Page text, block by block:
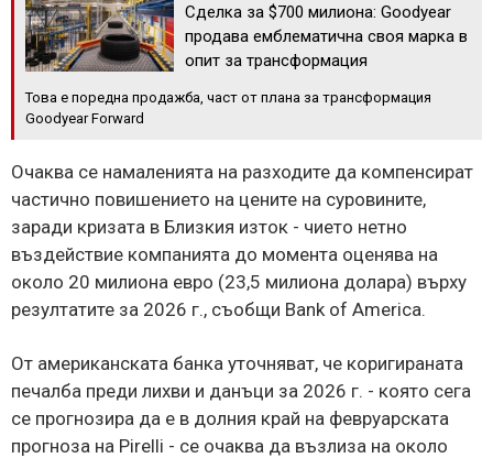
Сделка за $700 милиона: Goodyear
продава емблематична своя марка в
опит за трансформация
Това е поредна продажба, част от плана за трансформация
Goodyear Forward
Очаква се намаленията на разходите да компенсират
частично повишението на цените на суровините,
заради кризата в Близкия изток - чието нетно
въздействие компанията до момента оценява на
около 20 милиона евро (23,5 милиона долара) върху
резултатите за 2026 г., съобщи Bank of America.
От американската банка уточняват, че коригираната
печалба преди лихви и данъци за 2026 г. - която сега
се прогнозира да е в долния край на февруарската
прогноза на Pirelli - се очаква да възлиза на около